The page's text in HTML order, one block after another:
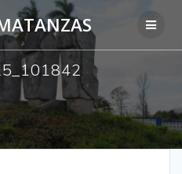
Saltar
al
contenido